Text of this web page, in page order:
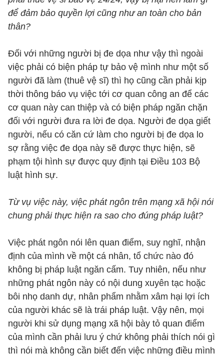
để đảm bảo quyền lợi cũng như an toàn cho bản
thân?
Đối với những người bị đe dọa như vậy thì ngoài
việc phải có biện pháp tự bảo vệ mình như một số
người đã làm (thuê vệ sĩ) thì họ cũng cần phải kịp
thời thông báo vụ việc tới cơ quan công an để các
cơ quan này can thiệp và có biện pháp ngăn chặn
đối với người đưa ra lời đe dọa. Người đe dọa giết
người, nếu có căn cứ làm cho người bị đe dọa lo
sợ rằng việc đe dọa này sẽ được thực hiện, sẽ
phạm tội hình sự được quy định tại Điều 103 Bộ
luật hình sự.
Từ vụ việc này, việc phát ngôn trên mạng xã hội nói
chung phải thực hiện ra sao cho đúng pháp luật?
Việc phát ngôn nói lên quan điểm, suy nghĩ, nhận
định của mình về một cá nhân, tổ chức nào đó
không bị pháp luật ngăn cấm. Tuy nhiên, nếu như
những phát ngôn này có nội dung xuyên tạc hoặc
bôi nhọ danh dự, nhân phẩm nhằm xâm hại lợi ích
của người khác sẽ là trái pháp luật. Vậy nên, mọi
người khi sử dụng mạng xã hội bày tỏ quan điểm
của mình cần phải lưu ý chứ không phải thích nói gì
thì nói mà không cần biết đến việc những điều mình